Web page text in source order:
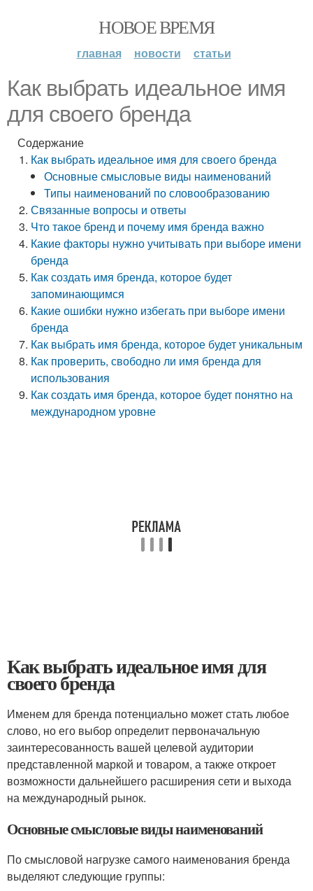
НОВОЕ ВРЕМЯ
главная новости статьи
Как выбрать идеальное имя
для своего бренда
Содержание
Как выбрать идеальное имя для своего бренда
Основные смысловые виды наименований
Типы наименований по словообразованию
Связанные вопросы и ответы
Что такое бренд и почему имя бренда важно
Какие факторы нужно учитывать при выборе имени
бренда
Как создать имя бренда, которое будет
запоминающимся
Какие ошибки нужно избегать при выборе имени
бренда
Как выбрать имя бренда, которое будет уникальным
Как проверить, свободно ли имя бренда для
использования
Как создать имя бренда, которое будет понятно на
международном уровне
Как выбрать идеальное имя для
своего бренда
Именем для бренда потенциально может стать любое
слово, но его выбор определит первоначальную
заинтересованность вашей целевой аудитории
представленной маркой и товаром, а также откроет
возможности дальнейшего расширения сети и выхода
на международный рынок.
Основные смысловые виды наименований
По смысловой нагрузке самого наименования бренда
выделяют следующие группы: